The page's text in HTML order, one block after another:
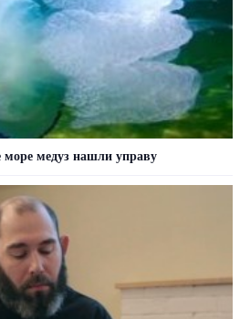
медуз нашли управу